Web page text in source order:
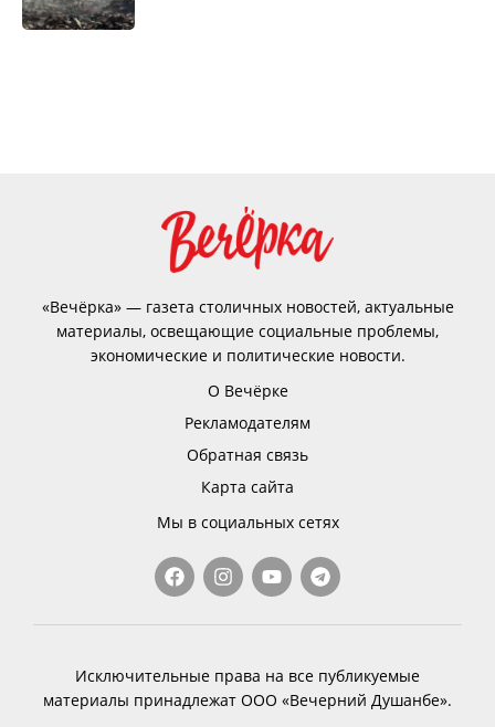
«Вечёрка» — газета столичных новостей, актуальные
материалы, освещающие социальные проблемы,
экономические и политические новости.
О Вечёрке
Рекламодателям
Обратная связь
Карта сайта
Мы в социальных сетях
Исключительные права на все публикуемые
материалы принадлежат ООО «Вечерний Душанбе».